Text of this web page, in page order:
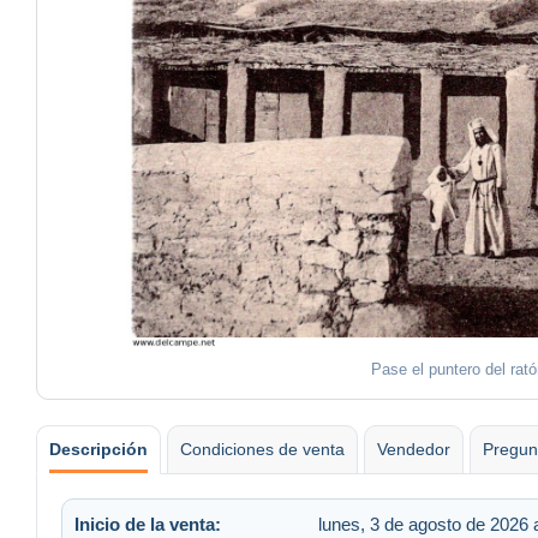
Pase el puntero del
Descripción Condiciones de venta Vendedor
Inicio de la venta: lunes, 3 de agosto de 2026